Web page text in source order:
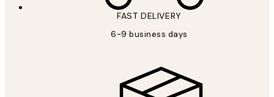
FAST DELIVERY
6-9 business days